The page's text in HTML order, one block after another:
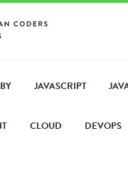
PARTAGER UN LIEN
JAVASCRIPT
CLOUD DEVOPS